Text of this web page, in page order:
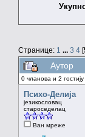
Странице: 1 ... 3 4 [
Аутор
0 чланова и 2
Психо-Делија
језикословац
староседелац
Ван мреже